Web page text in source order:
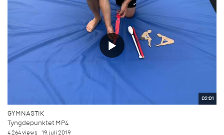
02:01
GYMNASTIK
Tyngdepunktet.MP4
4.264 views 19. juli 2019